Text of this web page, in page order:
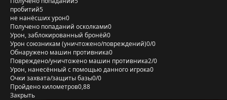
пробитий5
не нанёсших урон0
Получено попаданий осколками0
Урон, заблокированный бронёй0
Урон союзникам (уничтожено/повреждений)0/0
Обнаружено машин противника0
Повреждено/уничтожено машин противника2/0
Урон, нанесённый с помощью данного игрока0
Очки захвата/защиты базы0/0
Пройдено километров0,88
Закрыть